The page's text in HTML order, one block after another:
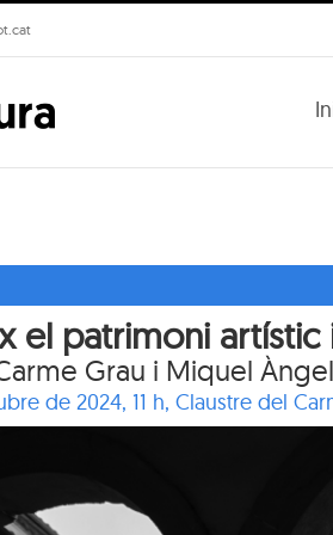
el patrimoni
Grau i Miquel
de 2024, 11 h, Claustre del